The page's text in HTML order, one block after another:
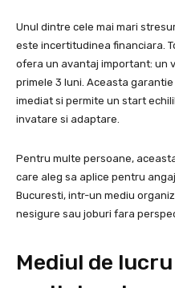
Unul dintre cele mai mari
este incertitudinea financiara.
ofera un avantaj important: un
primele 3 luni. Aceasta
imediat si permite un start
invatare si adaptare.
Pentru multe persoane,
care aleg sa aplice pentru
Bucuresti, intr-un mediu
nesigure sau joburi fara
Mediul de